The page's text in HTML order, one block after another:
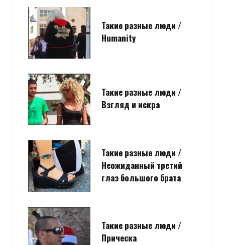
Такие разные люди /
Humanity
Такие разные люди /
Взгляд и искра
Такие разные люди /
Неожиданный третий
глаз большого брата
Такие разные люди /
Прическа